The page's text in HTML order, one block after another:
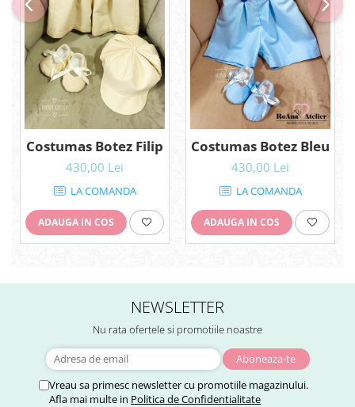
Costumas Botez Filip
430,00 Lei
LA COMANDA
ADAUGA IN COS
Costumas Botez Bleu
430,00 Lei
LA COMANDA
ADAUGA IN COS
NEWSLETTER
Nu rata ofertele si promotiile noastre
Vreau sa primesc newsletter cu promotiile magazinului.
Afla mai multe in Politica de Confidentialitate